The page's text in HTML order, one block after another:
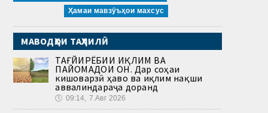
Ҳамаи мавзӯъҳои махсус
МАВОДҲОИ ТАҲЛИЛӢ
ТАҒЙИРЁБИИ ИҚЛИМ ВА
ПАЙОМАДҲОИ ОН. Дар соҳаи
кишоварзӣ ҳаво ва иқлим нақши
аввалиндараҷа доранд
🕔 09:14, 7.Авг 2026